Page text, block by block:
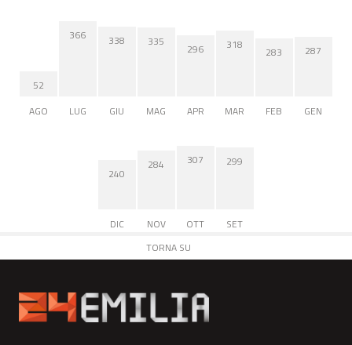
52
AGO
366
LUG
338
GIU
335
MAG
296
APR
318
MAR
283
FEB
287
GEN
240
DIC
284
NOV
307
OTT
299
SET
TORNA SU